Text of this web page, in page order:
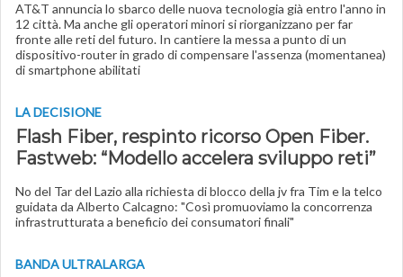
AT&T annuncia lo sbarco delle nuova tecnologia già entro l'anno in
12 città. Ma anche gli operatori minori si riorganizzano per far
fronte alle reti del futuro. In cantiere la messa a punto di un
dispositivo-router in grado di compensare l'assenza (momentanea)
di smartphone abilitati
LA DECISIONE
Flash Fiber, respinto ricorso Open Fiber.
Fastweb: “Modello accelera sviluppo reti”
No del Tar del Lazio alla richiesta di blocco della jv fra Tim e la telco
guidata da Alberto Calcagno: "Così promuoviamo la concorrenza
infrastrutturata a beneficio dei consumatori finali"
BANDA ULTRALARGA